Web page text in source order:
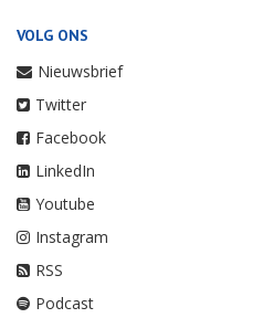
VOLG ONS
Nieuwsbrief
Twitter
Facebook
LinkedIn
Youtube
Instagram
RSS
Podcast